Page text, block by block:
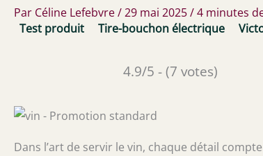
Par Céline Lefebvre/29 mai 2025/4 minutes
Test produit
Tire-bouchon électrique
4.9/5 - (7 votes)
Dans l’art de servir le vin, chaque détail